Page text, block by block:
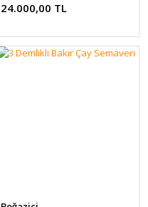
24.000,00 TL